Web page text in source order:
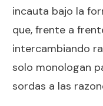
incauta bajo la
que, frente a
intercambiando
solo monologan
sordas a las